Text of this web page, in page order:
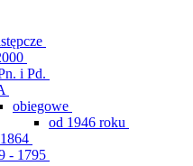
i Pd.
obiegowe
od 1946 roku
- 1795